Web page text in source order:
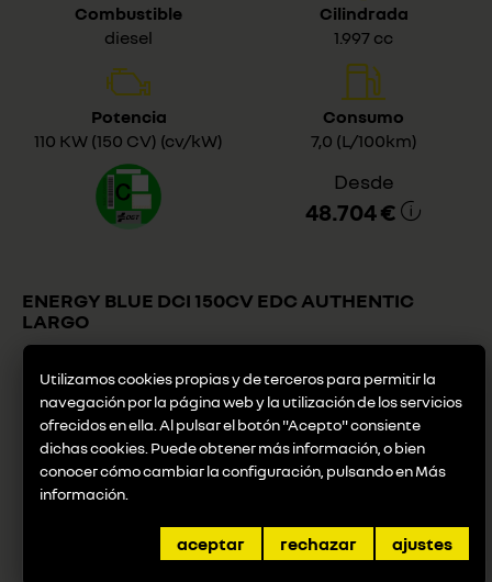
Combustible
diesel
Cilindrada
1.997 cc
Potencia
110 KW (150 CV) (cv/kW)
Consumo
7,0 (L/100km)
Desde
48.704 €
ENERGY BLUE DCI 150CV EDC AUTHENTIC
LARGO
Combustible
diesel
Cilindrada
1.997 cc
110 KW (150 CV) (cv/kW)
7,0 (L/100km)
Utilizamos cookies propias y de terceros para permitir la
navegación por la página web y la utilización de los servicios
ofrecidos en ella. Al pulsar el botón "Acepto" consiente
dichas cookies. Puede obtener más información, o bien
conocer cómo cambiar la configuración, pulsando enMás
información
aceptar rechazar ajustes